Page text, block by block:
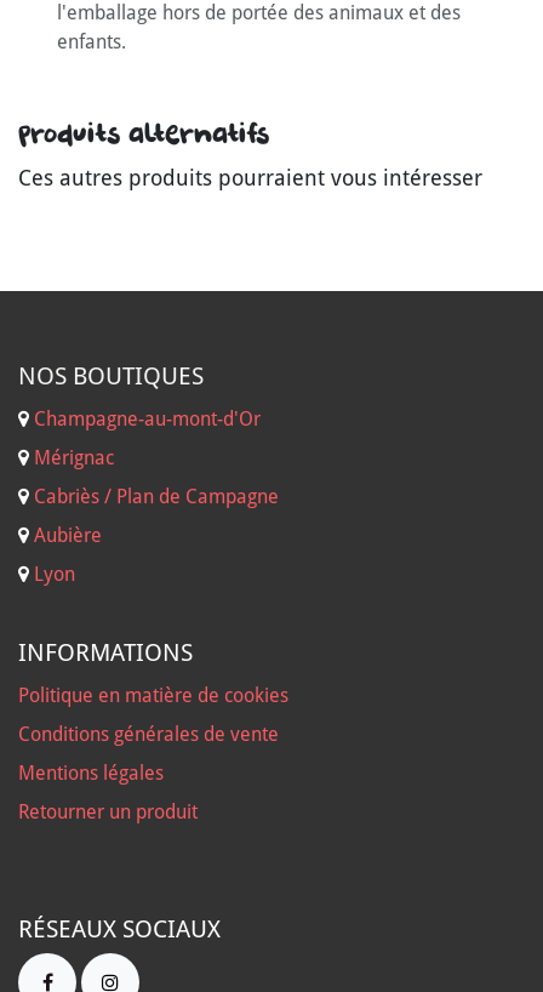
l'emballage hors de portée des animaux et des
enfants.
Produits alternatifs
Ces autres produits pourraient vous intéresser
NOS BOUTIQUES
Champagne-au-mont-d'Or
Mérignac
Cabriès / Plan de Campagne
Aubière
Lyon
INFORMATIONS
Politique en matière de cookies
Conditions générales de vente
Mentions légales
Retourner un produit
RÉSEAUX SOCIAUX